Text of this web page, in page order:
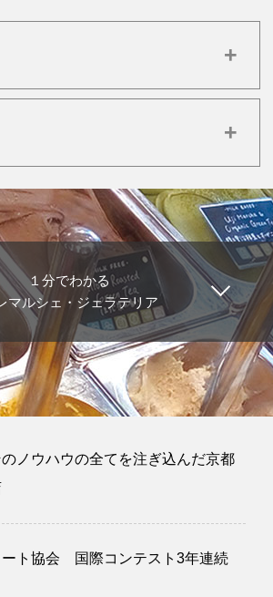
+
+
１分でわかる
マルシェ・ジェラテリア
ノウハウの全てを注ぎ込んだ京都
ート協会 国際コンテスト3年連続